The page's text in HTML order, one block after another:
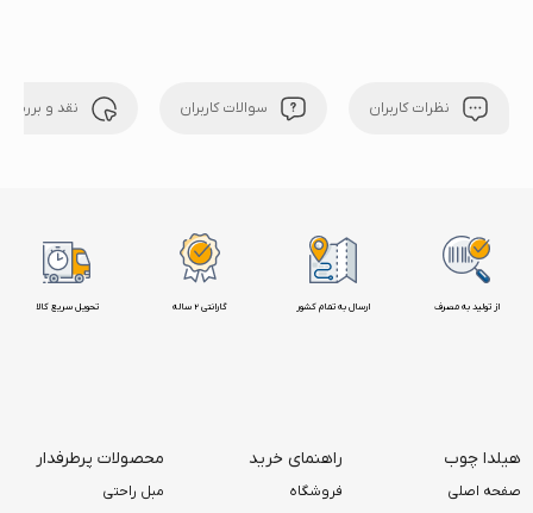
نظرات کاربران سوالات کاربران نقد و بررسی
تحویل سریع کالا گارانتی 2 ساله ارسال به تمام کشور از تولید به مصرف
هیلدا چوب
صفحه اصلی
راهنمای خرید
فروشگاه
محصولات پرطرفدار
مبل راحتی